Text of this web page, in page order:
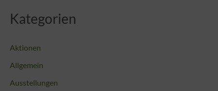
Kategorien
Aktionen
Allgemein
Ausstellungen